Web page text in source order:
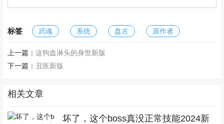
标签 武魂 系统 盘古 原作者
上一篇：这狗血淋头的身世新版
下一篇： 丑医新版
相关文章
坏了，这个boss真没正常技能2024新